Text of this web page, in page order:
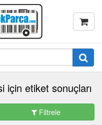
için etiket sonuçları
Filtrele